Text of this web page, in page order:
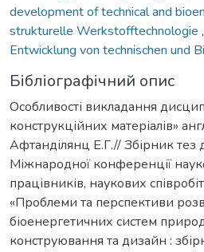
development of technical and
strukturelle Werkstofftechnologie ,
Entwicklung von technischen und
Бібліографічний опис
Особливості викладання
конструкційних матеріалів»
Афтанділянц Е.Г.// Збірник тез
Міжнародної конференції
працівників, наукових
«Проблеми та перспективи
біоенергетичних систем
конструювання та дизайн :